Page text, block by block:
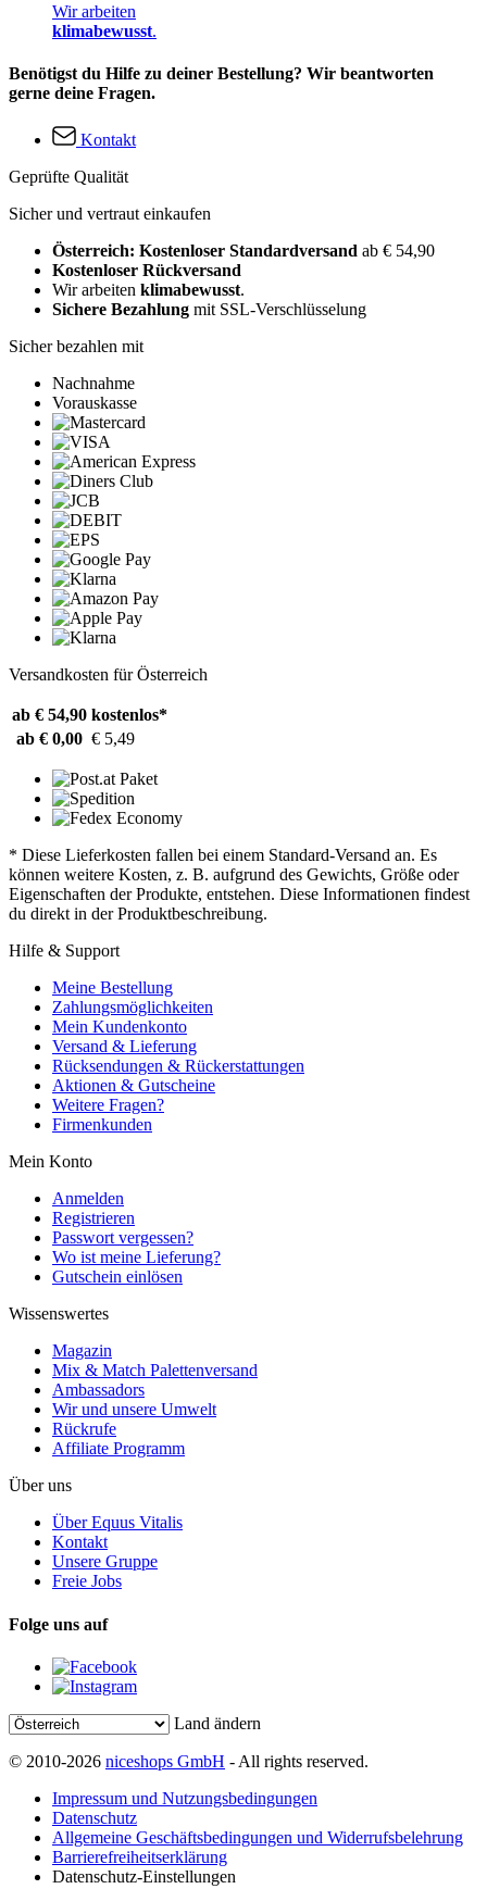
Wir arbeiten
klimabewusst.
Benötigst du Hilfe zu deiner Bestellung? Wir beantworten
gerne deine Fragen.
Kontakt
Geprüfte Qualität
Sicher und vertraut einkaufen
Österreich: Kostenloser Standardversand ab € 54,90
Kostenloser Rückversand
Wir arbeiten klimabewusst.
Sichere Bezahlung mit SSL-Verschlüsselung
Sicher bezahlen mit
Nachnahme
Vorauskasse
Versandkosten für Österreich
ab € 54,90 kostenlos*
ab € 0,00 € 5,49
* Diese Lieferkosten fallen bei einem Standard-Versand an. Es
können weitere Kosten, z. B. aufgrund des Gewichts, Größe oder
Eigenschaften der Produkte, entstehen. Diese Informationen findest
du direkt in der Produktbeschreibung.
Hilfe & Support
Meine Bestellung
Zahlungsmöglichkeiten
Mein Kundenkonto
Versand & Lieferung
Rücksendungen & Rückerstattungen
Aktionen & Gutscheine
Weitere Fragen?
Firmenkunden
Mein Konto
Anmelden
Registrieren
Passwort vergessen?
Wo ist meine Lieferung?
Gutschein einlösen
Wissenswertes
Magazin
Mix & Match Palettenversand
Ambassadors
Wir und unsere Umwelt
Rückrufe
Affiliate Programm
Über uns
Über Equus Vitalis
Kontakt
Unsere Gruppe
Freie Jobs
Folge uns auf
Land ändern
© 2010-2026 niceshops GmbH - All rights reserved.
Impressum und Nutzungsbedingungen
Datenschutz
Allgemeine Geschäftsbedingungen und Widerrufsbelehrung
Barrierefreiheitserklärung
Datenschutz-Einstellungen